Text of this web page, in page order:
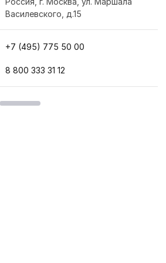
Василевского, д.15
+7 (495) 775 50 00
8 800 333 31 12